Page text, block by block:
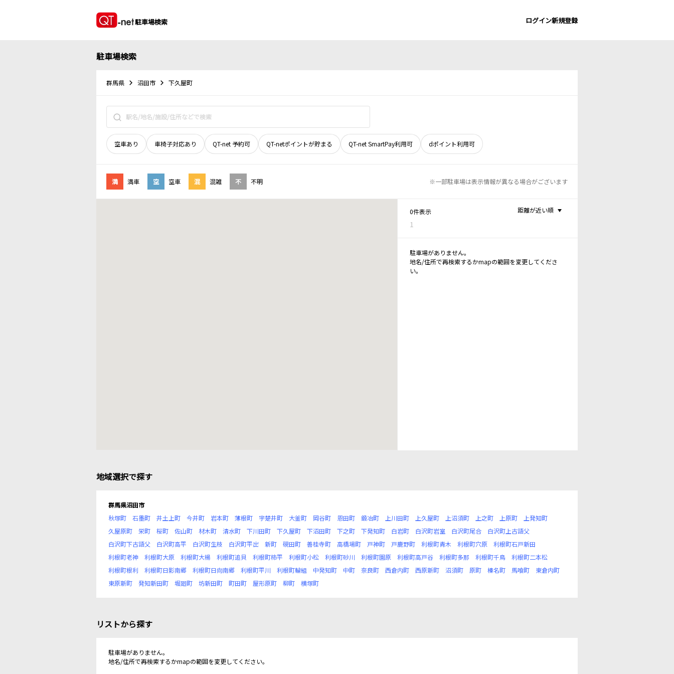
駐車場検索 ログイン新規登録
駐車場検索
群馬県 沼田市 下久屋町
空車あり 車椅子対応あり QT-net 予約可 QT-netポイントが貯まる QT-net SmartPay利用可 dポイント利用可
満 満車 空 空車 混 混雑 不 不明 ※一部駐車場は表示情報が異なる場合がございます
0件表示
1
距離が近い順
駐車場がありません。
地名/住所で再検索するかmapの範囲を変更してくださ
い。
地域選択で探す
群馬県沼田市
秋塚町
石墨町 井土上町 今井町 岩本町 薄根町 宇楚井町 大釜町 岡谷町 恩田町 鍛冶町 上川田町 上久屋町 上沼須町 上之町 上原町
上発知町
久屋原町
栄町 桜町 佐山町 材木町 清水町 下川田町 下久屋町 下沼田町 下之町 下発知町 白岩町 白沢町岩室 白沢町尾合
白沢町上古語父
白沢町下古語父
白沢町高平 白沢町生枝 白沢町平出 新町 硯田町 善桂寺町 高橋場町 戸神町 戸鹿野町 利根町青木 利根町穴原
利根町石戸新田
利根町老神
利根町大原 利根町大楊 利根町追貝 利根町柿平 利根町小松 利根町砂川 利根町園原 利根町高戸谷 利根町多那 利根町千鳥
利根町二本松
利根町根利
利根町日影南郷 利根町日向南郷 利根町平川 利根町輪組 中発知町 中町 奈良町 西倉内町 西原新町 沼須町 原町 榛名町 馬喰町
東倉内町
東原新町
発知新田町 堀廻町 坊新田町 町田町 屋形原町 柳町 横塚町
リストから探す
駐車場がありません。
地名/住所で再検索するかmapの範囲を変更してください。